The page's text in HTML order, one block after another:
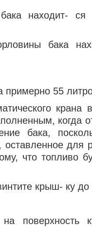
бака находит-
бака
примерно 55
крана
когда
бака,
оставленное для
что топливо
крыш- ку
поверхность